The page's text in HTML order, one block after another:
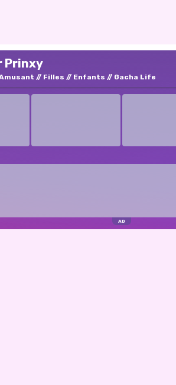
Prinxy
Filles Enfants Gacha Life